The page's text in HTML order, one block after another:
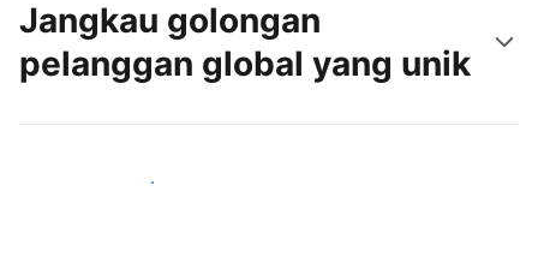
Jangkau golongan
pelanggan global yang unik
Tarik tetamu baru hari ini